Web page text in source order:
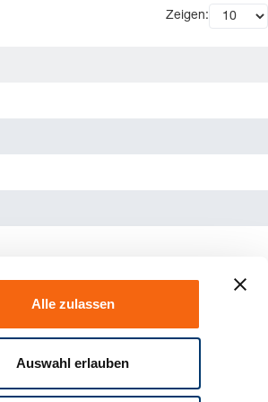
Alle zulassen
Auswahl erlauben
Zeigen: